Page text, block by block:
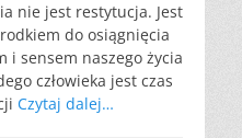
nie jest restytucja. Jest
do osiągnięcia
i sensem naszego życia
człowieka jest czas
Czytaj dalej…